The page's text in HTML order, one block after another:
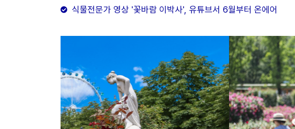
식물전문가 영상 '꽃바람 이박사', 유튜브서 6월부터 온에어